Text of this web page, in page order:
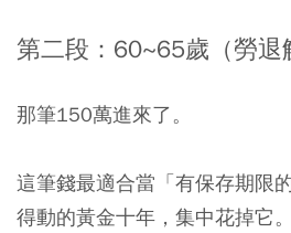
第二段：60~65歲（勞退
那筆150萬進來了。
這筆錢最適合當「有保存期限
得動的黃金十年，集中花掉它。